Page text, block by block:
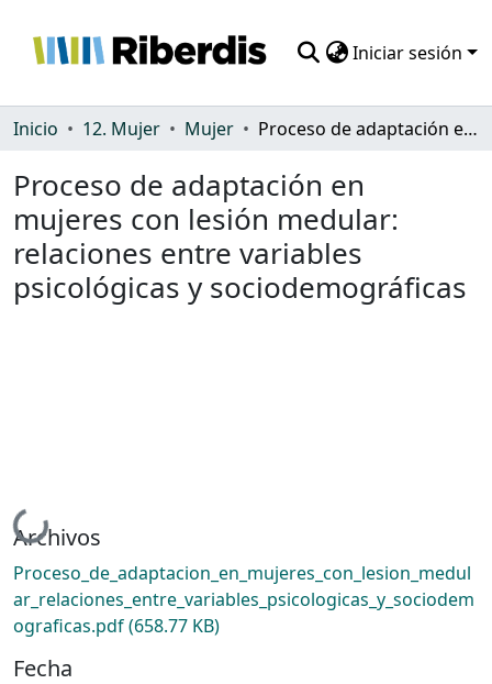
Iniciar sesión
Comunidades
Todo DSpace
Estadísticas
Inicio 12. Mujer Mujer Proceso de adaptación en mujeres con lesión medular: relaciones entre variables psicológicas y sociodemográficas
Proceso de adaptación en
mujeres con lesión medular:
relaciones entre variables
psicológicas y sociodemográficas
Cargando...
Archivos
Proceso_de_adaptacion_en_mujeres_con_lesion_medul
ar_relaciones_entre_variables_psicologicas_y_sociodem
ograficas.pdf(658.77 KB)
Fecha